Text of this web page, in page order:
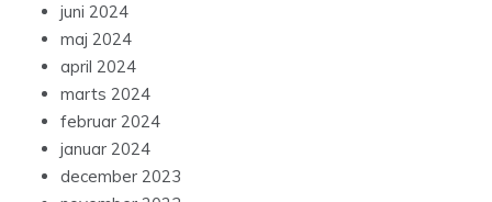
juni 2024
maj 2024
april 2024
marts 2024
februar 2024
januar 2024
december 2023